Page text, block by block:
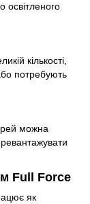
освітленого
кількості,
потребують
можна
Full Force
як